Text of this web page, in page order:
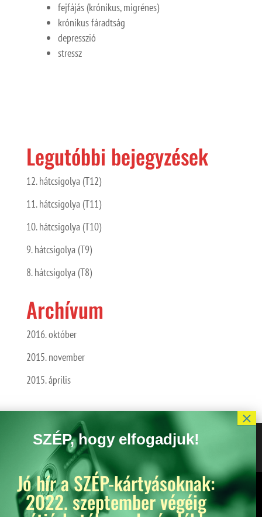
fejfájás (krónikus, migrénes)
krónikus fáradtság
depresszió
stressz
Legutóbbi bejegyzések
12. hátcsigolya (T12)
11. hátcsigolya (T11)
10. hátcsigolya (T10)
9. hátcsigolya (T9)
8. hátcsigolya (T8)
Archívum
2016. október
2015. november
2015. április
Jó hír a SZÉP-kártyásoknak:
2022. szeptember végéig
Kedves Látogató! Tájékoztatjuk, hogy a honlap felhasználói
élmény fokozásának érdekében sütiket alkalmazunk. A
honlapunk használatával ön a tájékoztatásunkat tudomásul